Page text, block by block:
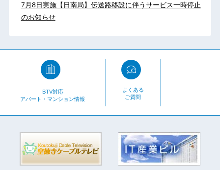
7月8日実施【日南局】伝送路移設に伴うサービス一時停止
のお知らせ
BTV対応
アパート・マンション情報
よくある
ご質問